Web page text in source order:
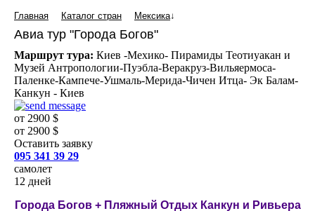
Главная Каталог стран Мексика↓
Авиа тур "Города Богов"
Маршрут тура: Киев -Мехико- Пирамиды Теотиуакан и
Музей Антропологии-Пуэбла-Веракруз-Вильяермоса-
Паленке-Кампече-Ушмаль-Мерида-Чичен Итца- Эк Балам-
Канкун - Киев
от 2900 $
от 2900 $
Оставить заявку
095 341 39 29
самолет
12 дней
Города Богов + Пляжный Отдых Канкун и Ривьера